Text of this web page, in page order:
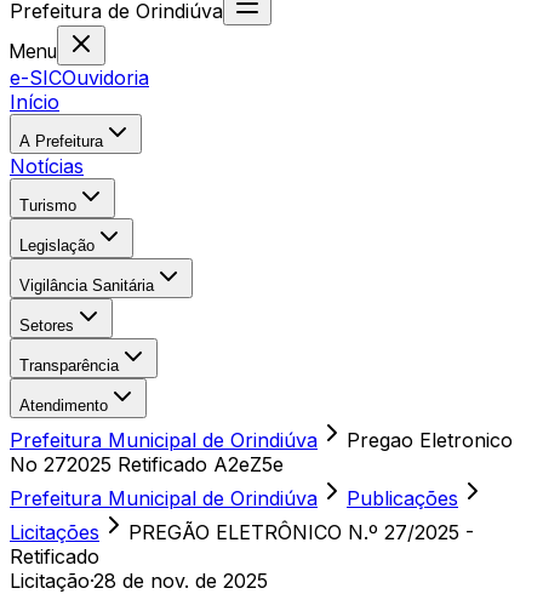
Prefeitura de Orindiúva
Menu
e-SICOuvidoria
Início
A Prefeitura
Notícias
Turismo
Legislação
Vigilância Sanitária
Setores
Transparência
Atendimento
Prefeitura Municipal de Orindiúva
Pregao Eletronico
No 272025 Retificado A2eZ5e
Prefeitura Municipal de Orindiúva
Publicações
Licitações
PREGÃO ELETRÔNICO N.º 27/2025 -
Retificado
Licitação·28 de nov. de 2025